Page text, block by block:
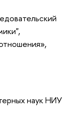
наук НИУ